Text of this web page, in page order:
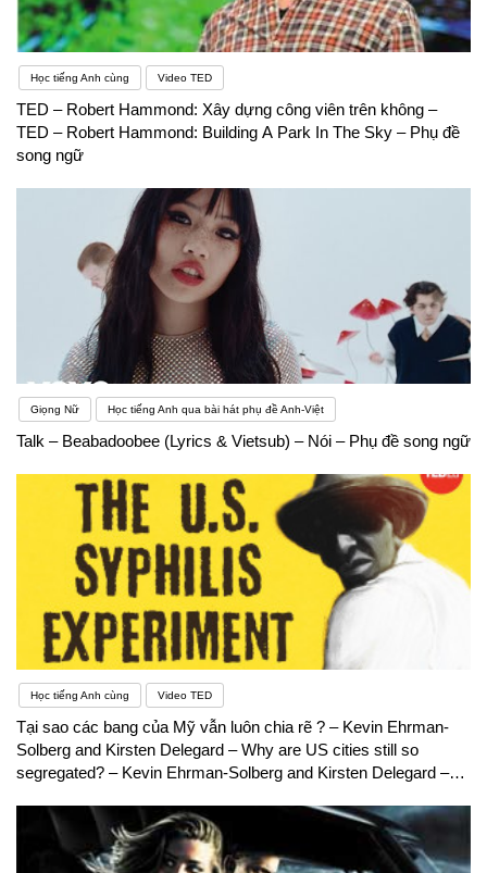
Học tiếng Anh cùng Video TED
TED – Robert Hammond: Xây dựng công viên trên không –
TED – Robert Hammond: Building A Park In The Sky – Phụ đề
song ngữ
Giọng Nữ Học tiếng Anh qua bài hát phụ đề Anh-Việt
Talk – Beabadoobee (Lyrics & Vietsub) – Nói – Phụ đề song ngữ
Học tiếng Anh cùng Video TED
Tại sao các bang của Mỹ vẫn luôn chia rẽ ? – Kevin Ehrman-
Solberg and Kirsten Delegard – Why are US cities still so
segregated? – Kevin Ehrman-Solberg and Kirsten Delegard –